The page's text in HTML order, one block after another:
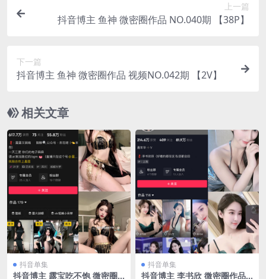
上一篇
抖音博主 鱼神 微密圈作品 NO.040期 【38P】
下一篇
抖音博主 鱼神 微密圈作品 视频NO.042期 【2V】
相关文章
抖音单集
抖音博主 露宝吃不饱 微密圈
抖音单集
抖音博主 李书欣 微密圈作品